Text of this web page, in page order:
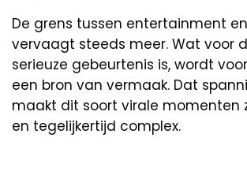
De grens tussen entertainment
vervaagt steeds meer. Wat voor
serieuze gebeurtenis is, wordt
een bron van vermaak. Dat
maakt dit soort virale momenten
en tegelijkertijd complex.